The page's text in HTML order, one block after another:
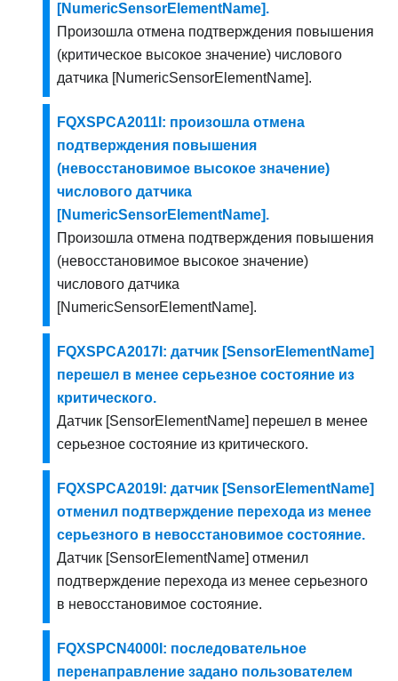
[NumericSensorElementName].
Произошла отмена подтверждения повышения
(критическое высокое значение) числового
датчика [NumericSensorElementName].
FQXSPCA2011I: произошла отмена
подтверждения повышения
(невосстановимое высокое значение)
числового датчика
[NumericSensorElementName].
Произошла отмена подтверждения повышения
(невосстановимое высокое значение)
числового датчика
[NumericSensorElementName].
FQXSPCA2017I: датчик [SensorElementName]
перешел в менее серьезное состояние из
критического.
Датчик [SensorElementName] перешел в менее
серьезное состояние из критического.
FQXSPCA2019I: датчик [SensorElementName]
отменил подтверждение перехода из менее
серьезного в невосстановимое состояние.
Датчик [SensorElementName] отменил
подтверждение перехода из менее серьезного
в невосстановимое состояние.
FQXSPCN4000I: последовательное
перенаправление задано пользователем